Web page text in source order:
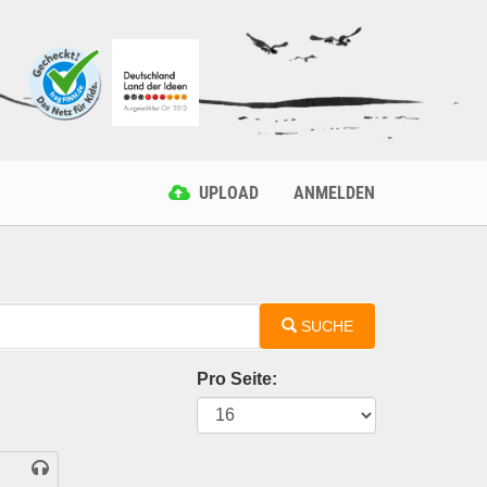
UPLOAD ANMELDEN
SUCHE
Pro Seite: